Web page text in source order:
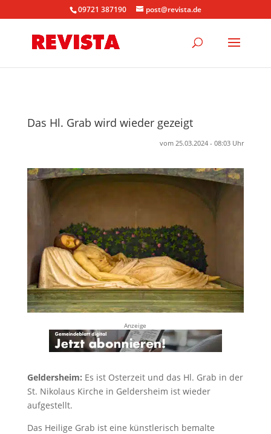
09721 387190 post@revista.de
Das Hl. Grab wird wieder gezeigt
vom 25.03.2024 - 08:03 Uhr
Anzeige
Geldersheim: Es ist Osterzeit und das Hl. Grab in der
St. Nikolaus Kirche in Geldersheim ist wieder
aufgestellt.
Das Heilige Grab ist eine künstlerisch bemalte